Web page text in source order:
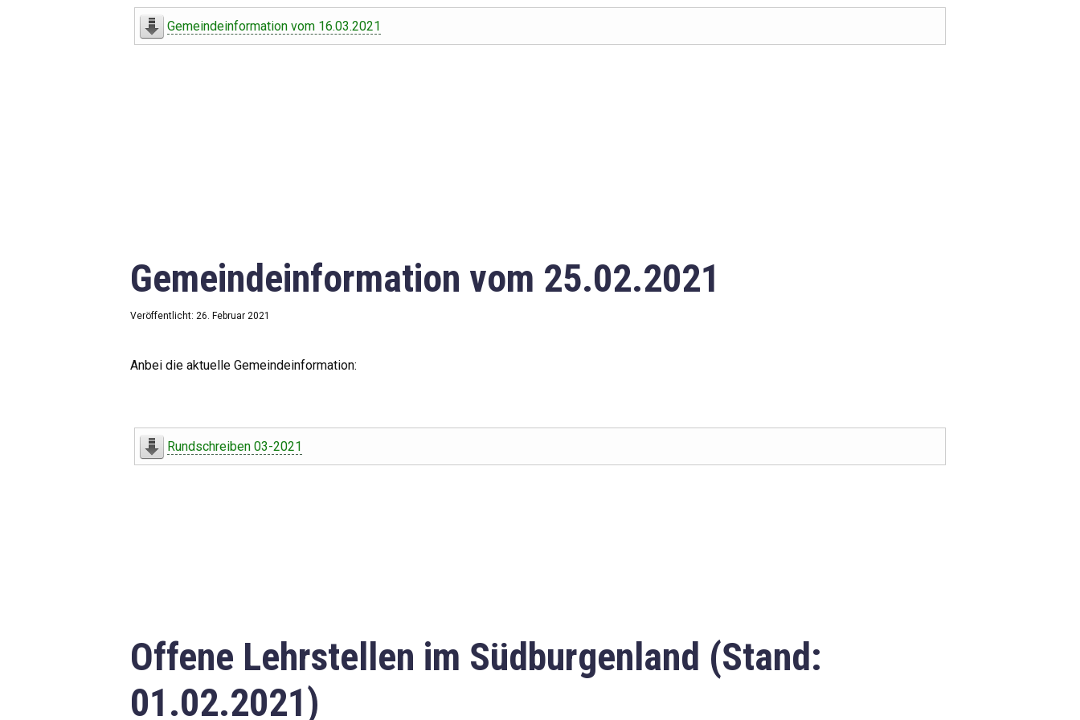
Offener Haushalt
Downloads
Impressum
Gemeindeinformation vom 16.03.2021
Gemeindeinformation vom 25.02.2021
Veröffentlicht: 26. Februar 2021
Anbei die aktuelle Gemeindeinformation:
Rundschreiben 03-2021
Offene Lehrstellen im Südburgenland (Stand:
01.02.2021)